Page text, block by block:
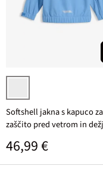
svetlo modra
Softshell jakna s kapuco za
zaščito pred vetrom in
Običajna cena
46,99 €